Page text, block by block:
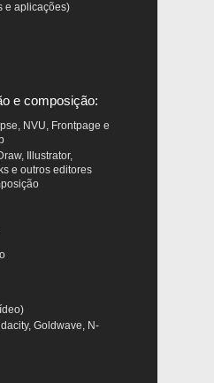
e aplicações)
e composição:
NVU, Frontpage e
Illustrator,
e outros editores
Goldwave, N-